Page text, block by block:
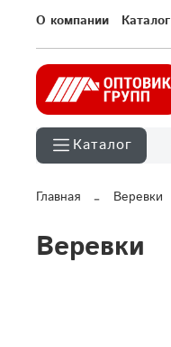
О компании Каталог
Каталог
Главная Веревки
Веревки